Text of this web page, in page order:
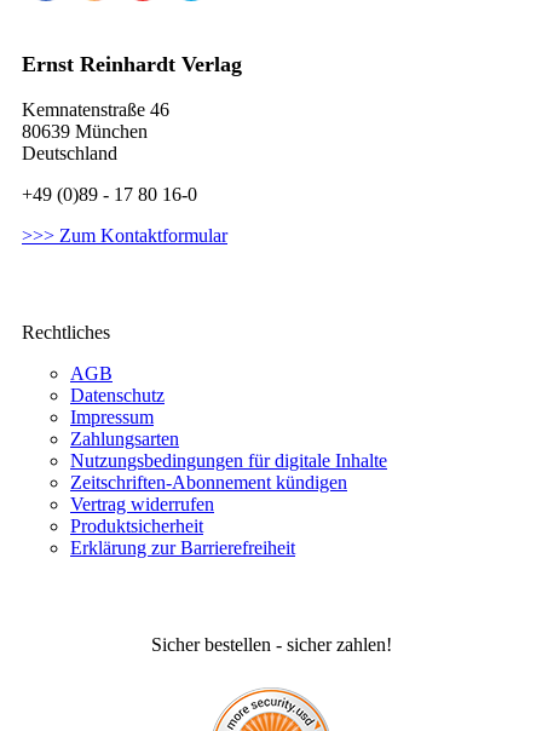
Ernst Reinhardt Verlag
Kemnatenstraße 46
80639 München
Deutschland
+49 (0)89 - 17 80 16-0
>>> Zum Kontaktformular
Rechtliches
AGB
Datenschutz
Impressum
Zahlungsarten
Nutzungsbedingungen für digitale Inhalte
Zeitschriften-Abonnement kündigen
Vertrag widerrufen
Produktsicherheit
Erklärung zur Barrierefreiheit
Sicher bestellen - sicher zahlen!